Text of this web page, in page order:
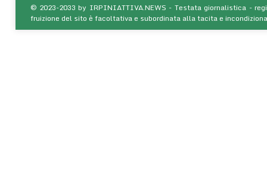
© 2023-2033 by IRPINIATTIVA.NEWS - Testata giornalistica -
fruizione del sito è facoltativa e subordinata alla tacita e